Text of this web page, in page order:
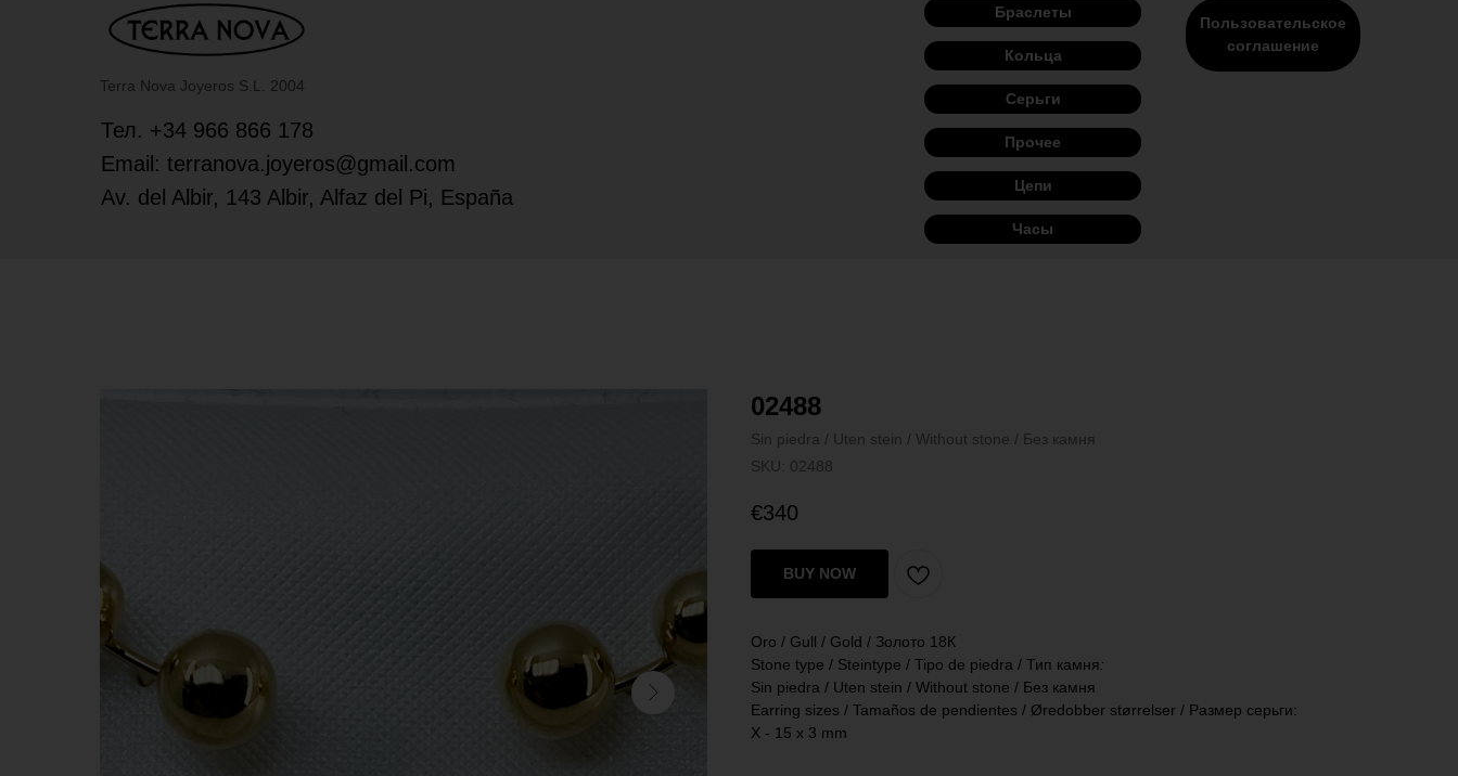
Terra Nova Joyeros S.L. 2004
Браслеты
Кольца
Серьги
Цепи
Часы
Прочее
Пользовательское
соглашение
Тел. +34 966 866 178
Email: terranova.joyeros@gmail.com
Av. del Albir, 143 Albir, Alfaz del Pi, España
02488
Sin piedra / Uten stein / Without stone / Без камня
SKU: 02488
€340
BUY NOW
Oro / Gull / Gold / Золото 18К
Stone type / Steintype / Tipo de piedra / Тип камня:
Sin piedra / Uten stein / Without stone / Без камня
Earring sizes / Tamaños de pendientes / Øredobber størrelser / Размер серьги:
X - 15 x 3 mm